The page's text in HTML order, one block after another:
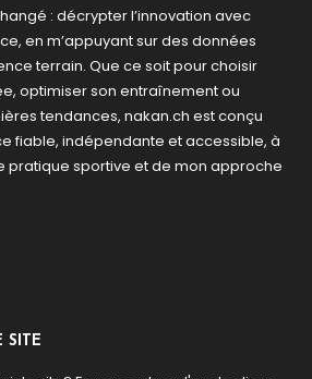
: décrypter l’innovation avec
en m’appuyant sur des données
terrain. Que ce soit pour choisir
optimiser son entraînement ou
tendances, nakan.ch est conçu
fiable, indépendante et accessible, à
pratique sportive et de mon approche
SITE